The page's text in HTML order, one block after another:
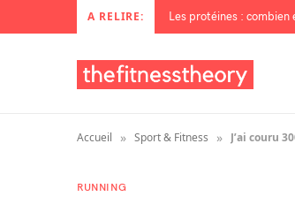
A RELIRE:
Accueil » Sport & Fitness » J’ai couru
RUNNING